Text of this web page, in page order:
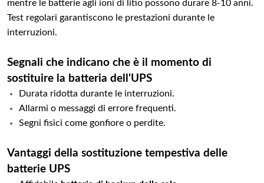
mentre le batterie agli ioni di litio possono durare 8-10 anni.
Test regolari garantiscono le prestazioni durante le
interruzioni.
Segnali che indicano che è il momento di
sostituire la batteria dell'UPS
Durata ridotta durante le interruzioni.
Allarmi o messaggi di errore frequenti.
Segni fisici come gonfiore o perdite.
Vantaggi della sostituzione tempestiva delle
batterie UPS